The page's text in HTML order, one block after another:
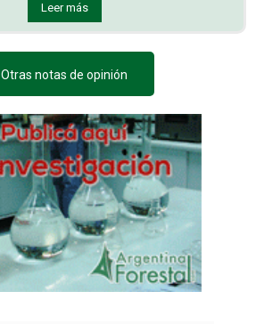
Leer más
Otras notas de opinión